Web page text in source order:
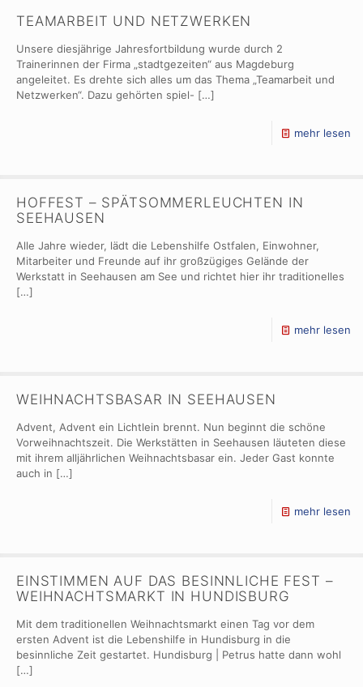
TEAMARBEIT UND NETZWERKEN
Unsere diesjährige Jahresfortbildung wurde durch 2
Trainerinnen der Firma „stadtgezeiten“ aus Magdeburg
angeleitet. Es drehte sich alles um das Thema „Teamarbeit und
Netzwerken“. Dazu gehörten spiel- […]
mehr lesen
HOFFEST – SPÄTSOMMERLEUCHTEN IN
SEEHAUSEN
Alle Jahre wieder, lädt die Lebenshilfe Ostfalen, Einwohner,
Mitarbeiter und Freunde auf ihr großzügiges Gelände der
Werkstatt in Seehausen am See und richtet hier ihr traditionelles
[…]
mehr lesen
WEIHNACHTSBASAR IN SEEHAUSEN
Advent, Advent ein Lichtlein brennt. Nun beginnt die schöne
Vorweihnachtszeit. Die Werkstätten in Seehausen läuteten diese
mit ihrem alljährlichen Weihnachtsbasar ein. Jeder Gast konnte
auch in […]
mehr lesen
EINSTIMMEN AUF DAS BESINNLICHE FEST –
WEIHNACHTSMARKT IN HUNDISBURG
Mit dem traditionellen Weihnachtsmarkt einen Tag vor dem
ersten Advent ist die Lebenshilfe in Hundisburg in die
besinnliche Zeit gestartet. Hundisburg | Petrus hatte dann wohl
[…]